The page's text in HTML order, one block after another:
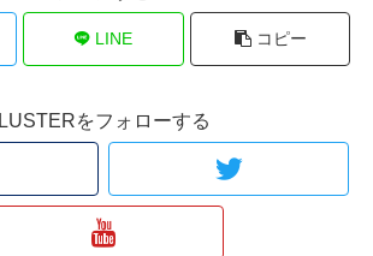
LINE コピー
LUSTERをフォローする